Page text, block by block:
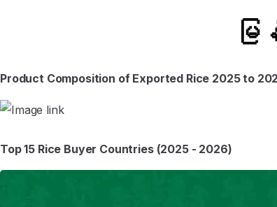
မ
Product Composition of Exported Rice 2025 to
Top 15 Rice Buyer Countries (2025 - 2026)